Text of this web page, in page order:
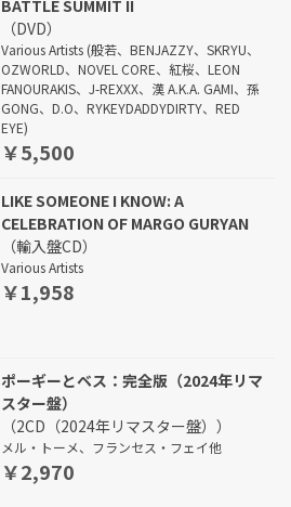
BATTLE SUMMIT II
（DVD）
Various Artists (般若、BENJAZZY、SKRYU、
OZWORLD、NOVEL CORE、紅桜、LEON
FANOURAKIS、J-REXXX、漢 A.K.A. GAMI、孫
GONG、D.O、RYKEYDADDYDIRTY、RED
EYE)
￥5,500
LIKE SOMEONE I KNOW: A
CELEBRATION OF MARGO GURYAN
（輸入盤CD）
Various Artists
￥1,958
ポーギーとベス：完全版（2024年リマ
スター盤）
（2CD（2024年リマスター盤））
メル・トーメ、フランセス・フェイ他
￥2,970